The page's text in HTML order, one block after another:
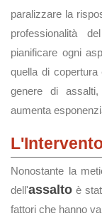
paralizzare la
professionalità
pianificare ogni
quella di
genere di
aumenta
Nonostante la
dell'assalto è
fattori che hanno